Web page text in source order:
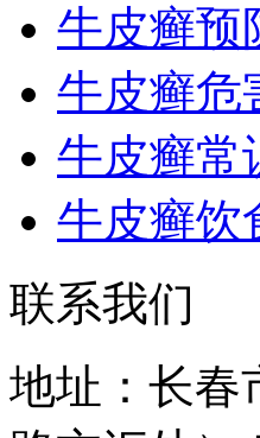
牛皮癣预
牛皮癣危
牛皮癣常
牛皮癣饮
联系我们
地址：长春